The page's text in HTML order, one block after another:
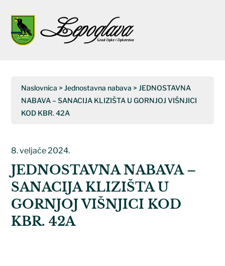
Ova
web
stranica
Open
Close
Naslovnica >Jednostavna nabava >JEDNOSTAVNA
NABAVA – SANACIJA KLIZIŠTA U GORNJOJ VIŠNJICI
KOD KBR. 42A
8. veljače 2024.
JEDNOSTAVNA NABAVA –
SANACIJA KLIZIŠTA U
GORNJOJ VIŠNJICI KOD
KBR. 42A